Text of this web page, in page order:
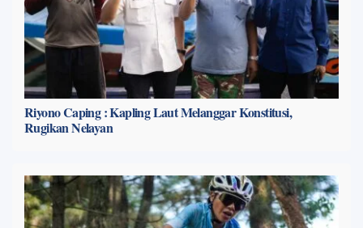
Riyono Caping : Kapling Laut Melanggar Konstitusi,
Rugikan Nelayan